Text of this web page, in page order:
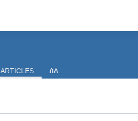
ARTICLES ስለ…